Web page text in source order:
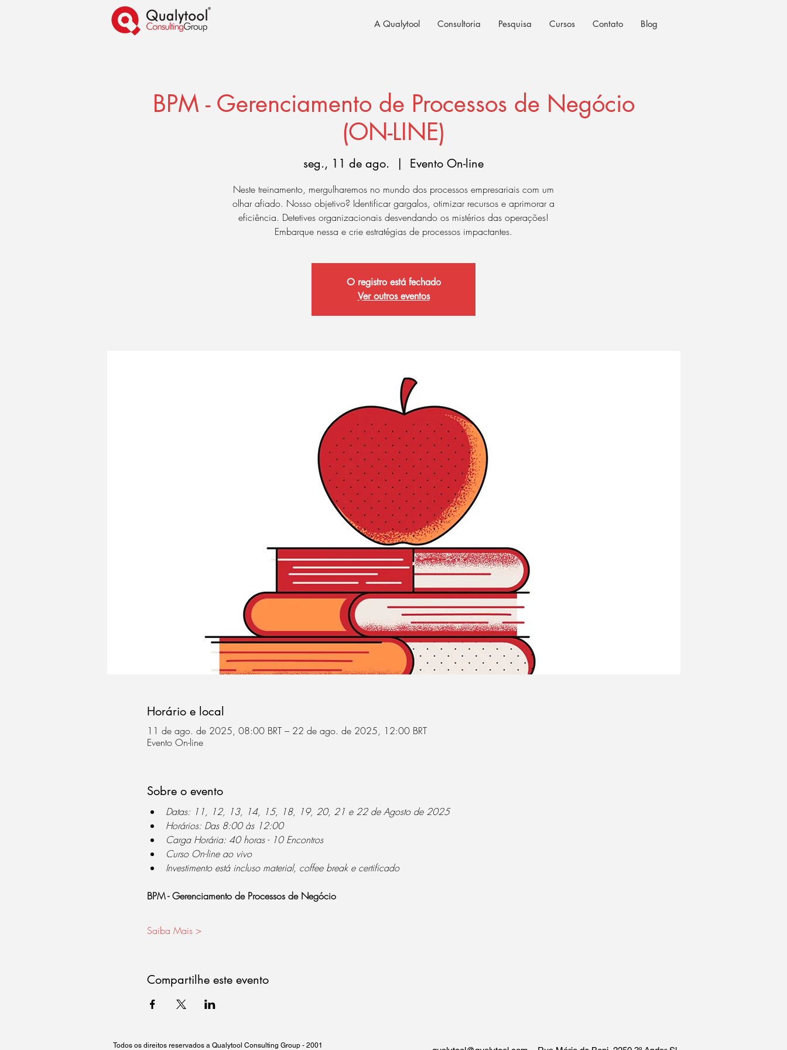
A Qualytool Consultoria Pesquisa Cursos Contato Blog
BPM - Gerenciamento de Processos de Negócio
(ON-LINE)
seg., 11 de ago.
  |
Evento On-line
Neste treinamento, mergulharemos no mundo dos processos empresariais com um
olhar afiado. Nosso objetivo? Identificar gargalos, otimizar recursos e aprimorar a
eficiência. Detetives organizacionais desvendando os mistérios das operações!
Embarque nessa e crie estratégias de processos impactantes.
O registro está fechado
Ver outros eventos
Horário e local
11 de ago. de 2025, 08:00 BRT – 22 de ago. de 2025, 12:00 BRT
Evento On-line
Sobre o evento
Datas: 11, 12, 13, 14, 15, 18, 19, 20, 21 e 22 de Agosto de 2025
Horários: Das 8:00 às 12:00
Carga Horária: 40 horas - 10 Encontros
Curso On-line ao vivo
Investimento está incluso material, coffee break e certificado
BPM - Gerenciamento de Processos de Negócio
Saiba Mais >
Compartilhe este evento
Todos os direitos reservados a Qualytool Consulting Group - 2001